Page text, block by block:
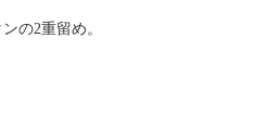
の2重留め。